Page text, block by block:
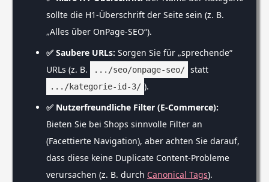
sollte die H1-Überschrift der Seite sein (z. B.
„Alles über OnPage-SEO“).
✅ Saubere URLs: Sorgen Sie für „sprechende“
URLs (z. B.
.../seo/onpage-seo/ statt
.../kategorie-id-3/ ).
✅ Nutzerfreundliche Filter (E-Commerce):
Bieten Sie bei Shops sinnvolle Filter an
(Facettierte Navigation), aber achten Sie darauf,
dass diese keine Duplicate Content-Probleme
verursachen (z. B. durch Canonical Tags).